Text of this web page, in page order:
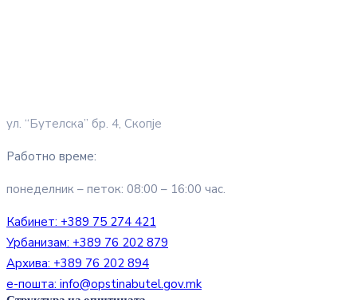
ул. “Бутелска” бр. 4, Скопје
Работно време:
понеделник – петок: 08:00 – 16:00 час.
Кабинет: +389 75 274 421
Урбанизам: +389 76 202 879
Архива: +389 76 202 894
е-пошта: info@opstinabutel.gov.mk